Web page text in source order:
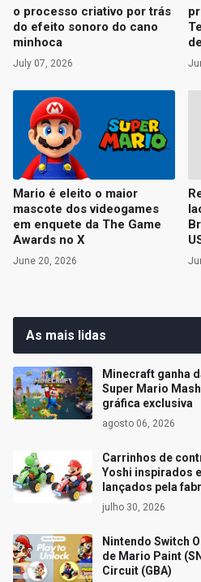
o processo criativo por trás
do efeito sonoro do cano
minhoca
July 07, 2026
Mario é eleito o maior
mascote dos videogames
em enquete da The Game
Awards no X
June 20, 2026
As mais lidas
Minecraft ganha
Super Mario
gráfica exclusiva
agosto 06, 2026
Carrinhos de
Yoshi inspirados
lançados pela
julho 30, 2026
Nintendo Switch
de Mario Paint
Circuit (GBA)